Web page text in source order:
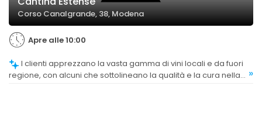
Corso Canalgrande, 38, Modena
Apre alle 10:00
regione, con alcuni che sottolineano la qualità e la cura nella
»